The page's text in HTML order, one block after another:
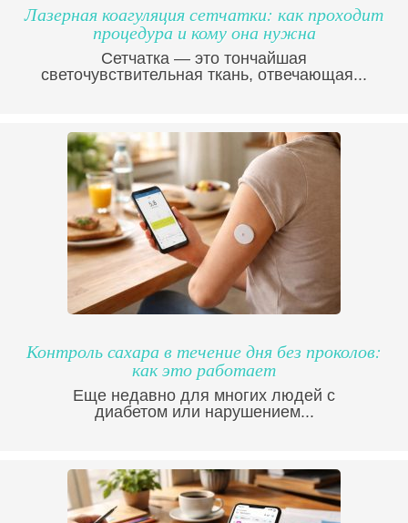
Лазерная коагуляция сетчатки: как проходит
процедура и кому она нужна
Сетчатка — это тончайшая
светочувствительная ткань, отвечающая...
Контроль сахара в течение дня без проколов:
как это работает
Еще недавно для многих людей с
диабетом или нарушением...